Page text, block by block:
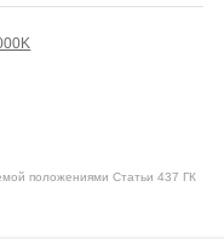
положениями Статьи 437 ГК